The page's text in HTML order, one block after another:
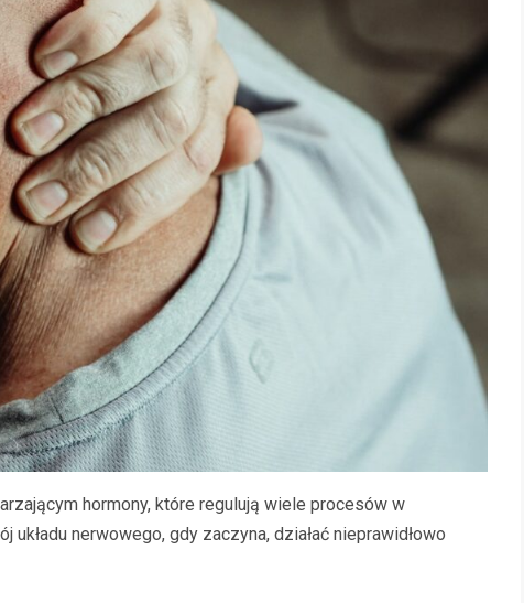
hormony, które regulują wiele procesów w
nerwowego, gdy zaczyna, działać nieprawidłowo